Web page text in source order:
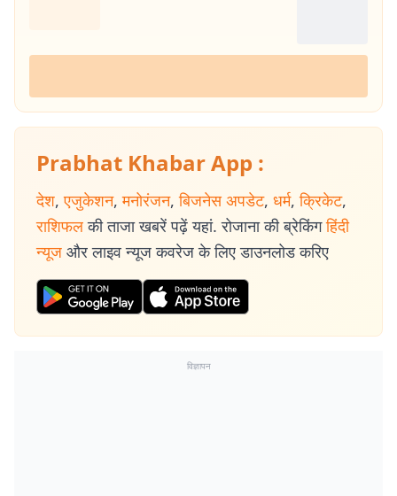
Prabhat Khabar App :
देश, एजुकेशन, मनोरंजन, बिजनेस अपडेट, धर्म, क्रिकेट,
राशिफल की ताजा खबरें पढ़ें यहां. रोजाना की ब्रेकिंग हिंदी
न्यूज और लाइव न्यूज कवरेज के लिए डाउनलोड करिए
विज्ञापन